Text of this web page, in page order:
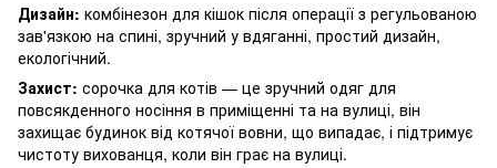
Дизайн: комбінезон для кішок після операції з регульованою
зав'язкою на спині, зручний у вдяганні, простий дизайн,
екологічний.
Захист: сорочка для котів — це зручний одяг для
повсякденного носіння в приміщенні та на вулиці, він
захищає будинок від котячої вовни, що випадає, і підтримує
чистоту вихованця, коли він грає на вулиці.